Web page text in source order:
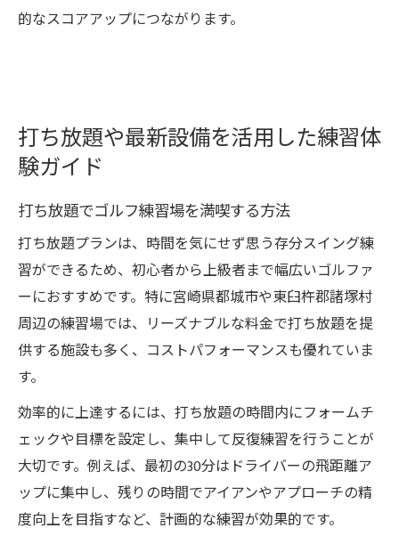
的なスコアアップにつながります。
打ち放題や最新設備を活用した練習体
験ガイド
打ち放題でゴルフ練習場を満喫する方法
打ち放題プランは、時間を気にせず思う存分スイング練
習ができるため、初心者から上級者まで幅広いゴルファ
ーにおすすめです。特に宮崎県都城市や東臼杵郡諸塚村
周辺の練習場では、リーズナブルな料金で打ち放題を提
供する施設も多く、コストパフォーマンスも優れていま
す。
効率的に上達するには、打ち放題の時間内にフォームチ
ェックや目標を設定し、集中して反復練習を行うことが
大切です。例えば、最初の30分はドライバーの飛距離ア
ップに集中し、残りの時間でアイアンやアプローチの精
度向上を目指すなど、計画的な練習が効果的です。